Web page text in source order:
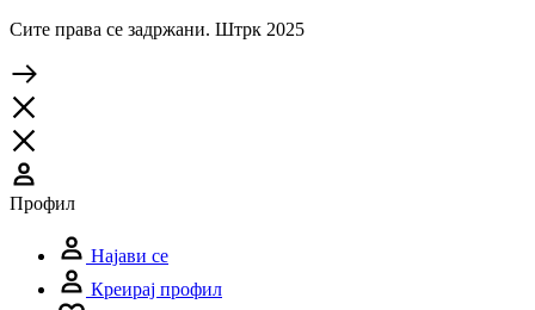
Сите права се задржани. Штрк 2025
Профил
Најави се
Креирај профил